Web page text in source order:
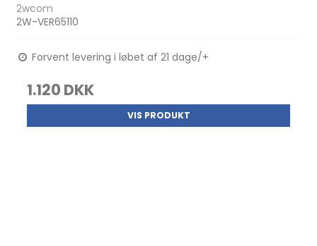
2wcom
2W-VER65110
Forvent levering i løbet af 21 dage/+
1.120 DKK
VIS PRODUKT